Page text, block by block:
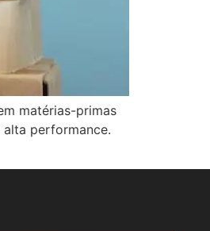
matérias-primas
performance.